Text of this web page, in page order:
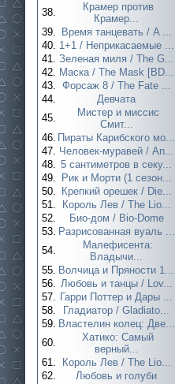
38.
Крамер против
Крамер...
39.
Время танцевать / A ...
40. 1+1 / Неприкасаемые ...
41. Зеленая миля / The G...
42. Маска / The Mask [BD...
43. Форсаж 8 / The Fate ...
44.
Девчата
45.
Мистер и миссис
Смит...
46. Пираты Карибского мо...
47. Человек-муравей / An...
48. 5 сантиметров в секу...
49.
Рик и Морти (1 сезон...
50.
Крепкий орешек / Die...
51.
Король Лев / The Lio...
52.
Био-дом / Bio-Dome
53. Разрисованная вуаль ...
54.
Малефисента:
Владычи...
55. Волчица и Пряности 1...
56. Любовь и танцы / Lov...
57. Гарри Поттер и Дары ...
58.
Гладиатор / Gladiato...
59. Властелин колец: Две...
60.
Хатико: Самый
верный...
61.
Король Лев / The Lio...
62.
Любовь и голуби